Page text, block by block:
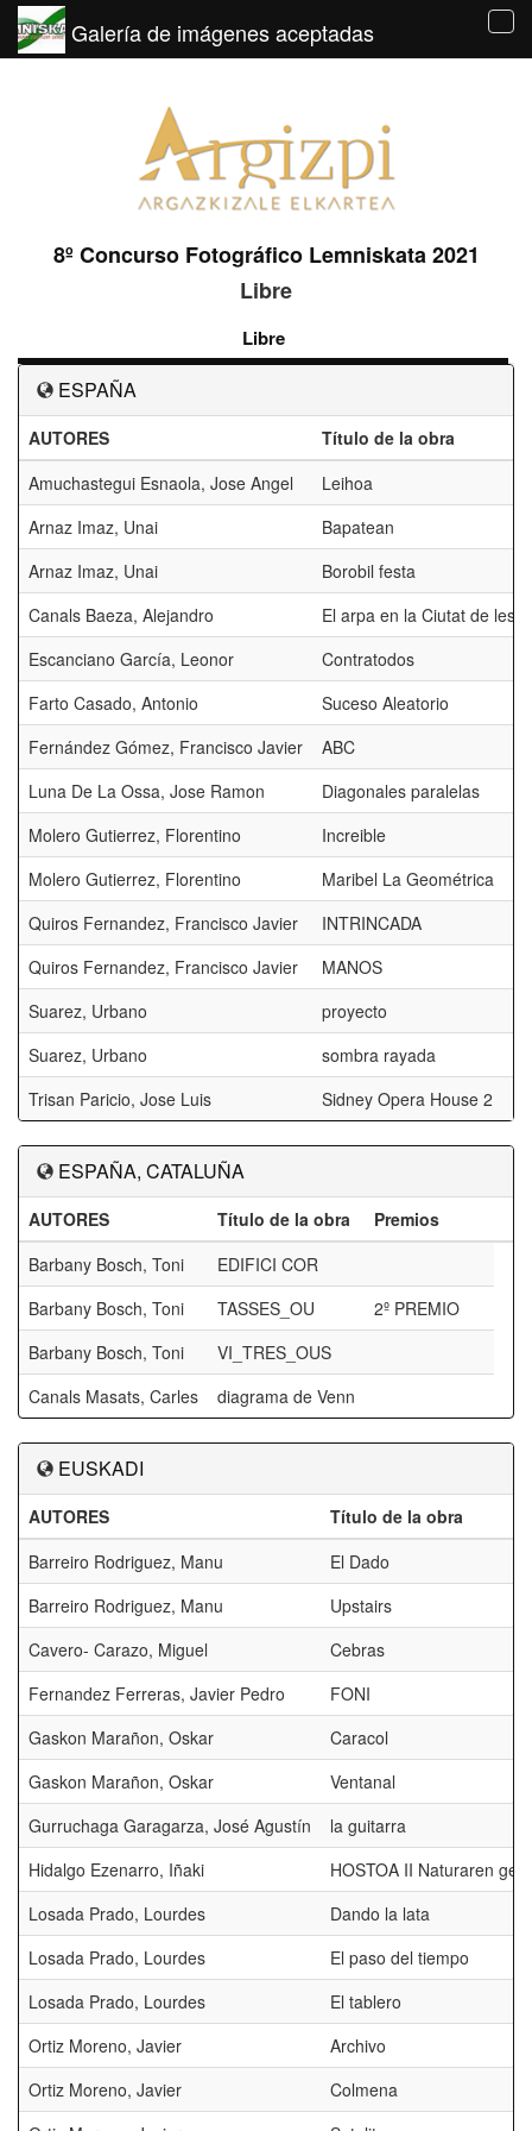
Galería de imágenes aceptadas
8º Concurso Fotográfico Lemniskata 2021
Libre
Libre
ESPAÑA
AUTORES
Título de la obra
Amuchastegui Esnaola, Jose Angel
Leihoa
Arnaz Imaz, Unai
Bapatean
Arnaz Imaz, Unai
Borobil festa
Canals Baeza, Alejandro
El arpa en la Ciutat de les
Escanciano García, Leonor
Contratodos
Farto Casado, Antonio
Suceso Aleatorio
Fernández Gómez, Francisco Javier
ABC
Luna De La Ossa, Jose Ramon
Diagonales paralelas
Molero Gutierrez, Florentino
Increible
Molero Gutierrez, Florentino
Maribel La Geométrica
Quiros Fernandez, Francisco Javier
INTRINCADA
Quiros Fernandez, Francisco Javier
MANOS
Suarez, Urbano
proyecto
Suarez, Urbano
sombra rayada
Trisan Paricio, Jose Luis
Sidney Opera House 2
ESPAÑA, CATALUÑA
AUTORES Título de la obra
Premios
Barbany Bosch, Toni
EDIFICI COR
Barbany Bosch, Toni
TASSES_OU
2º PREMIO
Barbany Bosch, Toni
VI_TRES_OUS
Canals Masats, Carles
diagrama de Venn
EUSKADI
AUTORES
Título de la obra
Barreiro Rodriguez, Manu
El Dado
Barreiro Rodriguez, Manu
Upstairs
Cavero- Carazo, Miguel
Cebras
Fernandez Ferreras, Javier Pedro
FONI
Gaskon Marañon, Oskar
Caracol
Gaskon Marañon, Oskar
Ventanal
Gurruchaga Garagarza, José Agustín
la guitarra
Hidalgo Ezenarro, Iñaki
HOSTOA II Naturaren
Losada Prado, Lourdes
Dando la lata
Losada Prado, Lourdes
El paso del tiempo
Losada Prado, Lourdes
El tablero
Ortiz Moreno, Javier
Archivo
Ortiz Moreno, Javier
Colmena